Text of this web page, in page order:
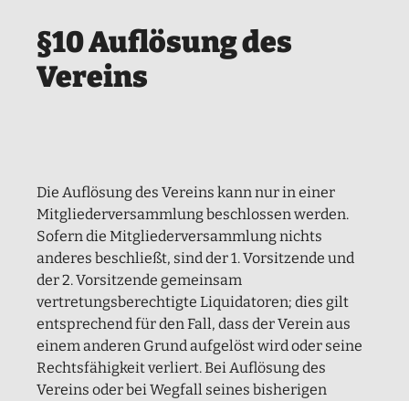
§10 Auflösung des
Vereins
Die Auflösung des Vereins kann nur in einer
Mitgliederversammlung beschlossen werden.
Sofern die Mitgliederversammlung nichts
anderes beschließt, sind der 1. Vorsitzende und
der 2. Vorsitzende gemeinsam
vertretungsberechtigte Liquidatoren; dies gilt
entsprechend für den Fall, dass der Verein aus
einem anderen Grund aufgelöst wird oder seine
Rechtsfähigkeit verliert. Bei Auflösung des
Vereins oder bei Wegfall seines bisherigen